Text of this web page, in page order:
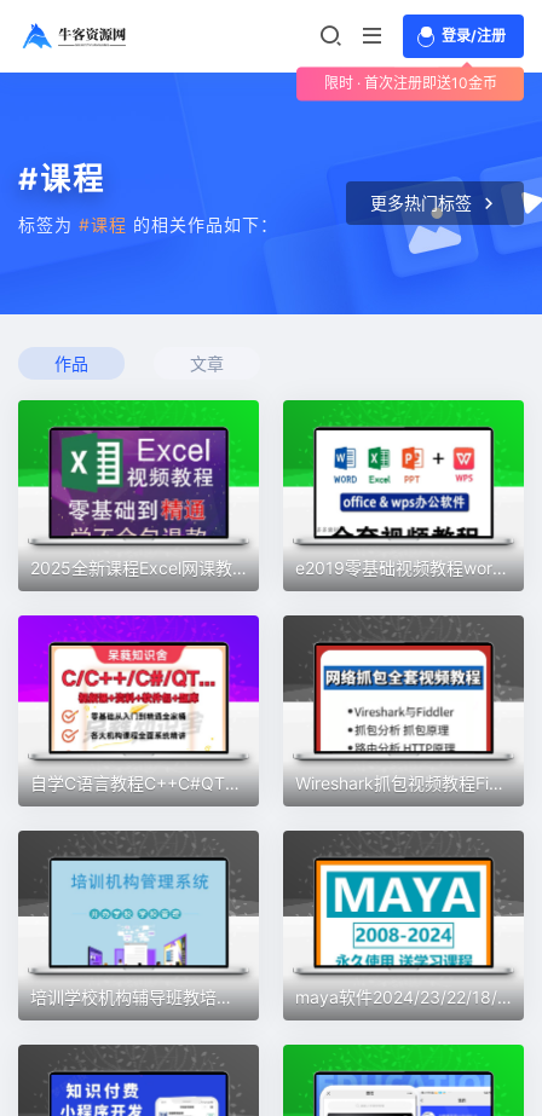
登录/注册
限时 · 首次注册即送10金币
#课程
标签为 #课程 的相关作品如下：
更多热门标签
作品 文章
2025全新课程Excel网课教程函数公式从入门到精通数据处理与分析 e2019零基础视频教程word/ppt/excel办公软件学习全套课程快速
自学C语言教程C++C#QT教程开发教程全网全家桶课程送软件包题库 Wireshark抓包视频教程Fiddler抓包Sniffer课程TCPIP网络协议抓包
培训学校机构辅导班教培艺术教务管理系统软件教育收费消课排课程 maya软件2024/23/22/18/16中文版远程安装永久使用送课程